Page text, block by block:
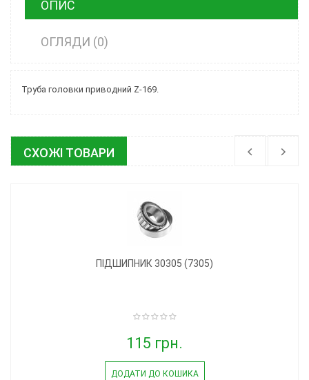
ОПИС
ОГЛЯДИ (0)
Труба головки приводний Z-169.
СХОЖІ ТОВАРИ
ПІДШИПНИК 30305 (7305)
115 грн.
ДОДАТИ ДО КОШИКА